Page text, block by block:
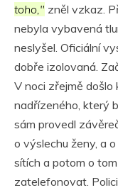
toho," zněl vzkaz.
nebyla vybavená
neslyšel. Oficiální
dobře izolovaná.
V noci zřejmě došlo
nadřízeného, který
sám provedl
o výslechu ženy, a
sítích a potom o
zatelefonovat.